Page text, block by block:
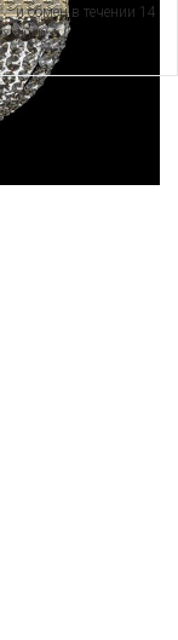
и обмен в течении 14
дней